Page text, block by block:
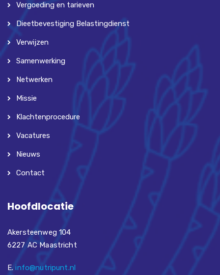
Vergoeding en tarieven
Dieetbevestiging Belastingdienst
Verwijzen
Samenwerking
Netwerken
Missie
Klachtenprocedure
Vacatures
Nieuws
Contact
Hoofdlocatie
Akersteenweg 104
6227 AC Maastricht
E.info@nutripunt.nl